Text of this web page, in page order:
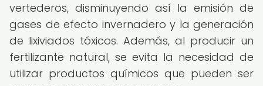
vertederos, disminuyendo así la emisión de
gases de efecto invernadero y la generación
de lixiviados tóxicos. Además, al producir un
fertilizante natural, se evita la necesidad de
utilizar productos químicos que pueden ser